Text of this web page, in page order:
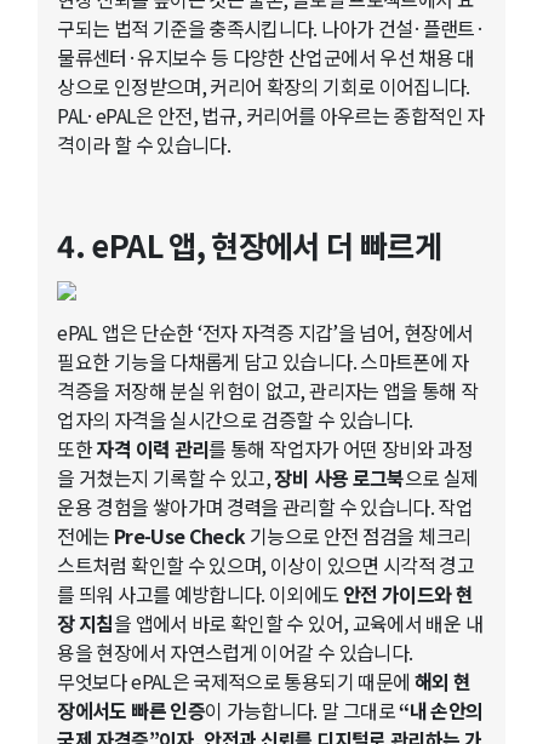
구되는 법적 기준을 충족시킵니다. 나아가 건설·플랜트·
물류센터·유지보수 등 다양한 산업군에서 우선 채용 대
상으로 인정받으며, 커리어 확장의 기회로 이어집니다.
PAL·ePAL은 안전, 법규, 커리어를 아우르는 종합적인 자
격이라 할 수 있습니다.
4. ePAL 앱, 현장에서 더 빠르게
ePAL 앱은 단순한 ‘전자 자격증 지갑’을 넘어, 현장에서
필요한 기능을 다채롭게 담고 있습니다. 스마트폰에 자
격증을 저장해 분실 위험이 없고, 관리자는 앱을 통해 작
업자의 자격을 실시간으로 검증할 수 있습니다.
또한자격 이력 관리를 통해 작업자가 어떤 장비와 과정
을 거쳤는지 기록할 수 있고,장비 사용 로그북으로 실제
운용 경험을 쌓아가며 경력을 관리할 수 있습니다. 작업
전에는 Pre-Use Check기능으로 안전 점검을 체크리
스트처럼 확인할 수 있으며, 이상이 있으면 시각적 경고
를 띄워 사고를 예방합니다. 이외에도 안전 가이드와 현
장 지침을 앱에서 바로 확인할 수 있어, 교육에서 배운 내
용을 현장에서 자연스럽게 이어갈 수 있습니다.
무엇보다 ePAL은 국제적으로 통용되기 때문에 해외 현
장에서도 빠른 인증이 가능합니다. 말 그대로“내 손안의